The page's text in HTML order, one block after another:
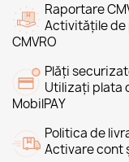
Raportare
Activitățile de
CMVRO
Plăți
Utilizați plata
MobilPAY
Politica de
Activare cont